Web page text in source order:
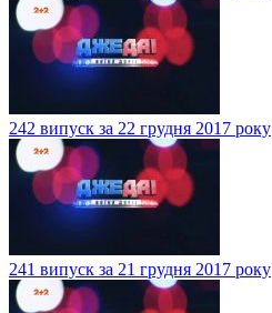
242 випуск за 22 грудня 2017 року
241 випуск за 21 грудня 2017 року